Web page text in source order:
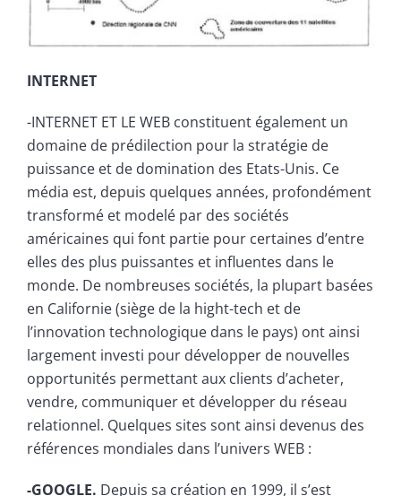
INTERNET
-INTERNET ET LE WEB constituent également un
domaine de prédilection pour la stratégie de
puissance et de domination des Etats-Unis. Ce
média est, depuis quelques années, profondément
transformé et modelé par des sociétés
américaines qui font partie pour certaines d’entre
elles des plus puissantes et influentes dans le
monde. De nombreuses sociétés, la plupart basées
en Californie (siège de la hight-tech et de
l’innovation technologique dans le pays) ont ainsi
largement investi pour développer de nouvelles
opportunités permettant aux clients d’acheter,
vendre, communiquer et développer du réseau
relationnel. Quelques sites sont ainsi devenus des
références mondiales dans l’univers WEB :
-GOOGLE. Depuis sa création en 1999, il s’est